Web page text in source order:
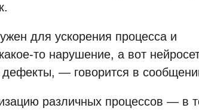
для ускорения процесса и
то нарушение, а вот
дефекты, — говорится в
различных процессов — в